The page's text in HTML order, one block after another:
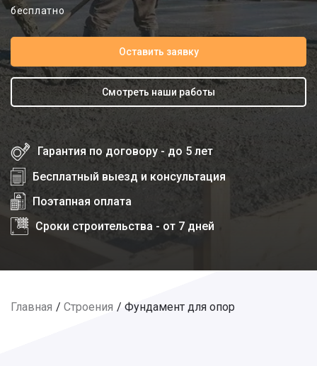
бесплатно
Оставить заявку
Смотреть наши работы
Гарантия по договору - до 5 лет
Бесплатный выезд и консультация
Поэтапная оплата
Сроки строительства - от 7 дней
Главная Строения Фундамент для опор